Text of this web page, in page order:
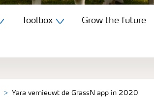
Toolbox Grow the future
Yara vernieuwt de GrassN app in 2020